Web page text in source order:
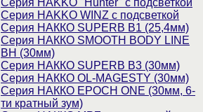
Cерия HAKKO "Hunter" с подсветкой
Серия НAKKO WINZ с подсветкой
Серия НАККО SUPERB B1 (25,4мм)
Серия НАККО SMOOTH BODY LINE
BH (30мм)
Серия НАККО SUPERB B3 (30мм)
Серия НАККО OL-MAGESTY (30мм)
Серия НАККО EPOCH ONE (30мм, 6-
ти кратный зум)